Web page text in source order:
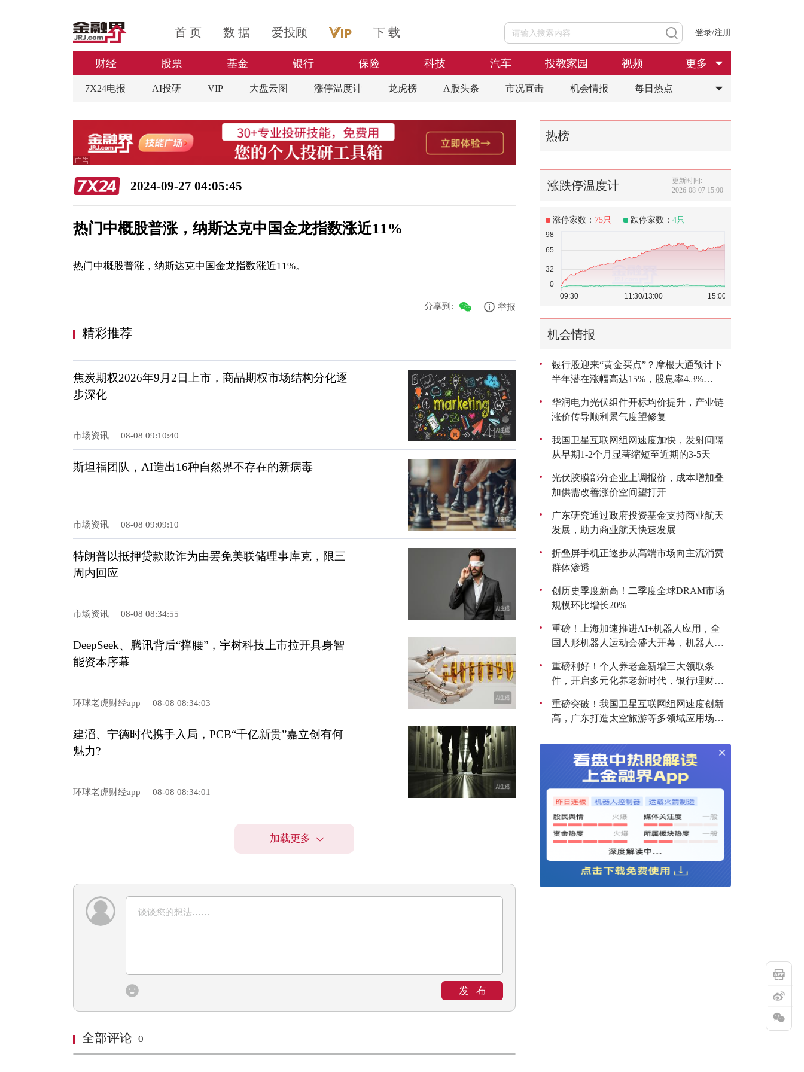
首 页 数 据 爱投顾 下 载 登录/注册
财经 股票 基金 银行 保险 科技 汽车 投教家园 视频 更多
7X24电报 AI投研 VIP 大盘云图 涨停温度计 龙虎榜 A股头条 市况直击 机会情报 每日热点
2024-09-27 04:05:45
热门中概股普涨，纳斯达克中国金龙指数涨近11%
热门中概股普涨，纳斯达克中国金龙指数涨近11%。
分享到: 举报
精彩推荐
焦炭期权2026年9月2日上市，商品期权市场结构分化逐
步深化
市场资讯 08-08 09:10:40
斯坦福团队，AI造出16种自然界不存在的新病毒
市场资讯 08-08 09:09:10
特朗普以抵押贷款欺诈为由罢免美联储理事库克，限三
周内回应
市场资讯 08-08 08:34:55
DeepSeek、腾讯背后“撑腰”，宇树科技上市拉开具身智
能资本序幕
环球老虎财经app 08-08 08:34:03
建滔、宁德时代携手入局，PCB“千亿新贵”嘉立创有何
魅力?
环球老虎财经app 08-08 08:34:01
加载更多
发布
全部评论 0
热榜
涨跌停温度计
更新时间:
2026-08-07 15:00
涨停家数： 75只 跌停家数： 4只
机会情报
银行股迎来“黄金买点”？摩根大通预计下
半年潜在涨幅高达15%，股息率4.3%
华润电力光伏组件开标均价提升，产业链
涨价传导顺利景气度望修复
我国卫星互联网组网速度加快，发射间隔
从早期1-2个月显著缩短至近期的3-5天
光伏胶膜部分企业上调报价，成本增加叠
加供需改善涨价空间望打开
广东研究通过政府投资基金支持商业航天
发展，助力商业航天快速发展
折叠屏手机正逐步从高端市场向主流消费
群体渗透
创历史季度新高！二季度全球DRAM市场
规模环比增长20%
重磅！上海加速推进AI+机器人应用，全
国人形机器人运动会盛大开幕，机器人板
重磅利好！个人养老金新增三大领取条
件，开启多元化养老新时代，银行理财产
重磅突破！我国卫星互联网组网速度创新
高，广东打造太空旅游等多领域应用场